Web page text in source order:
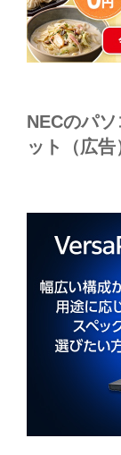
NECのパ
ット（広告